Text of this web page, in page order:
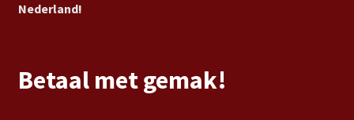
Nederland!
Betaal met gemak!